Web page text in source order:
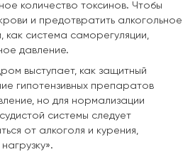
количество токсинов. Чтобы
и предотвратить алкогольное
как система саморегуляции,
давление.
выступает, как защитный
гипотензивных препаратов
но для нормализации
системы следует
от алкоголя и курения,